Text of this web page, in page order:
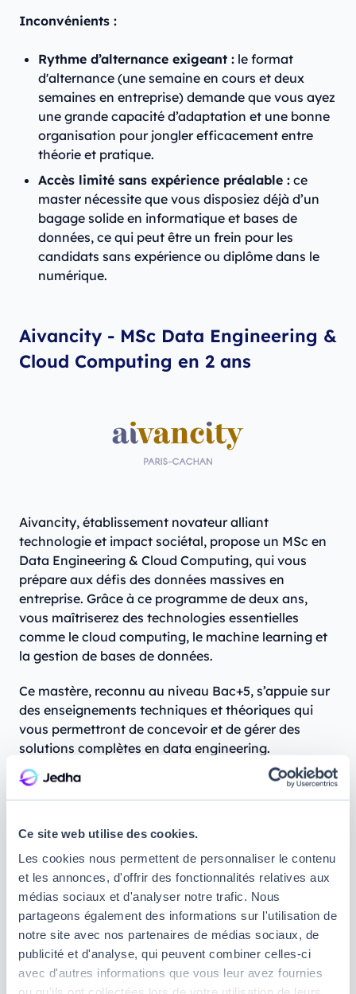
Ce site web utilise des cookies.
Les cookies nous permettent de personnaliser le contenu
et les annonces, d'offrir des fonctionnalités relatives aux
médias sociaux et d'analyser notre trafic. Nous
partageons également des informations sur l'utilisation de
notre site avec nos partenaires de médias sociaux, de
publicité et d'analyse, qui peuvent combiner celles-ci
avec d'autres informations que vous leur avez fournies
Inconvénients :
Rythme d’alternance exigeant : le format
d'alternance (une semaine en cours et deux
semaines en entreprise) demande que vous ayez
une grande capacité d’adaptation et une bonne
organisation pour jongler efficacement entre
théorie et pratique.
Accès limité sans expérience préalable : ce
master nécessite que vous disposiez déjà d’un
bagage solide en informatique et bases de
données, ce qui peut être un frein pour les
candidats sans expérience ou diplôme dans le
numérique.
Aivancity - MSc Data Engineering &
Cloud Computing en 2 ans
Aivancity, établissement novateur alliant
technologie et impact sociétal, propose un MSc en
Data Engineering & Cloud Computing, qui vous
prépare aux défis des données massives en
entreprise. Grâce à ce programme de deux ans,
vous maîtriserez des technologies essentielles
comme le cloud computing, le machine learning et
la gestion de bases de données.
Ce mastère, reconnu au niveau Bac+5, s’appuie sur
des enseignements techniques et théoriques qui
vous permettront de concevoir et de gérer des
solutions complètes en data engineering.
Localisation de la formation : Paris et Nice
une prise en charge des frais de scolarité pour la
première année d’alternance sans entreprise
d’accueil.
Points forts :
Couverture des frais de scolarité garantie pour
l’alternance :si vous n’obtenez pas de poste en
entreprise pour l'alternance, Aivancity finance